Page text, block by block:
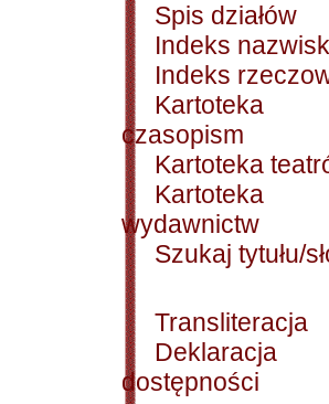
Spis działów
Indeks nazwisk
Indeks
Kartoteka
czasopism
Kartoteka
Kartoteka
wydawnictw
Szukaj tytułu/
Transliteracja
Deklaracja
dostępności